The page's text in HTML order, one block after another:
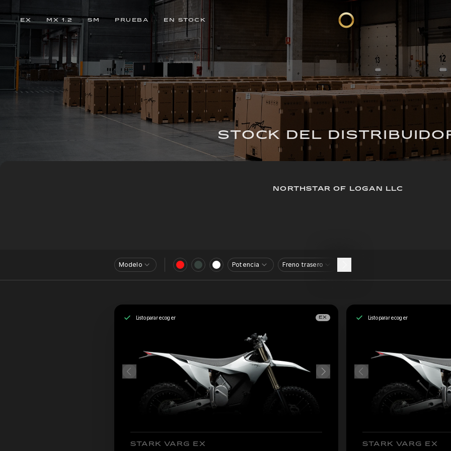
EX MX 1.2 SM PRUEBA EN STOCK
STOCK DEL
NORTHSTAR OF LOGAN LLC
Modelo Potencia Freno trasero
Listo para recoger EX
STARK VARG EX
Listo para recoger
STARK VARG EX